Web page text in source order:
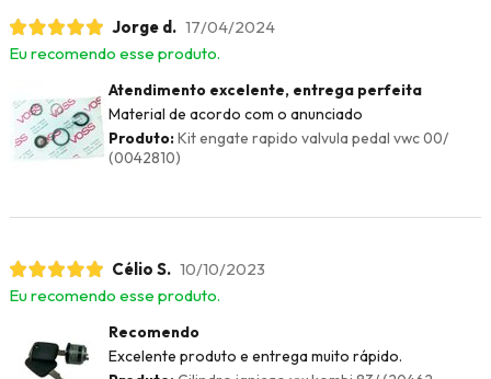
Jorge d. 17/04/2024
Eu recomendo esse produto.
Atendimento excelente, entrega perfeita
Material de acordo com o anunciado
Produto:Kit engate rapido valvula pedal vwc 00/
(0042810)
Célio S. 10/10/2023
Eu recomendo esse produto.
Recomendo
Excelente produto e entrega muito rápido.